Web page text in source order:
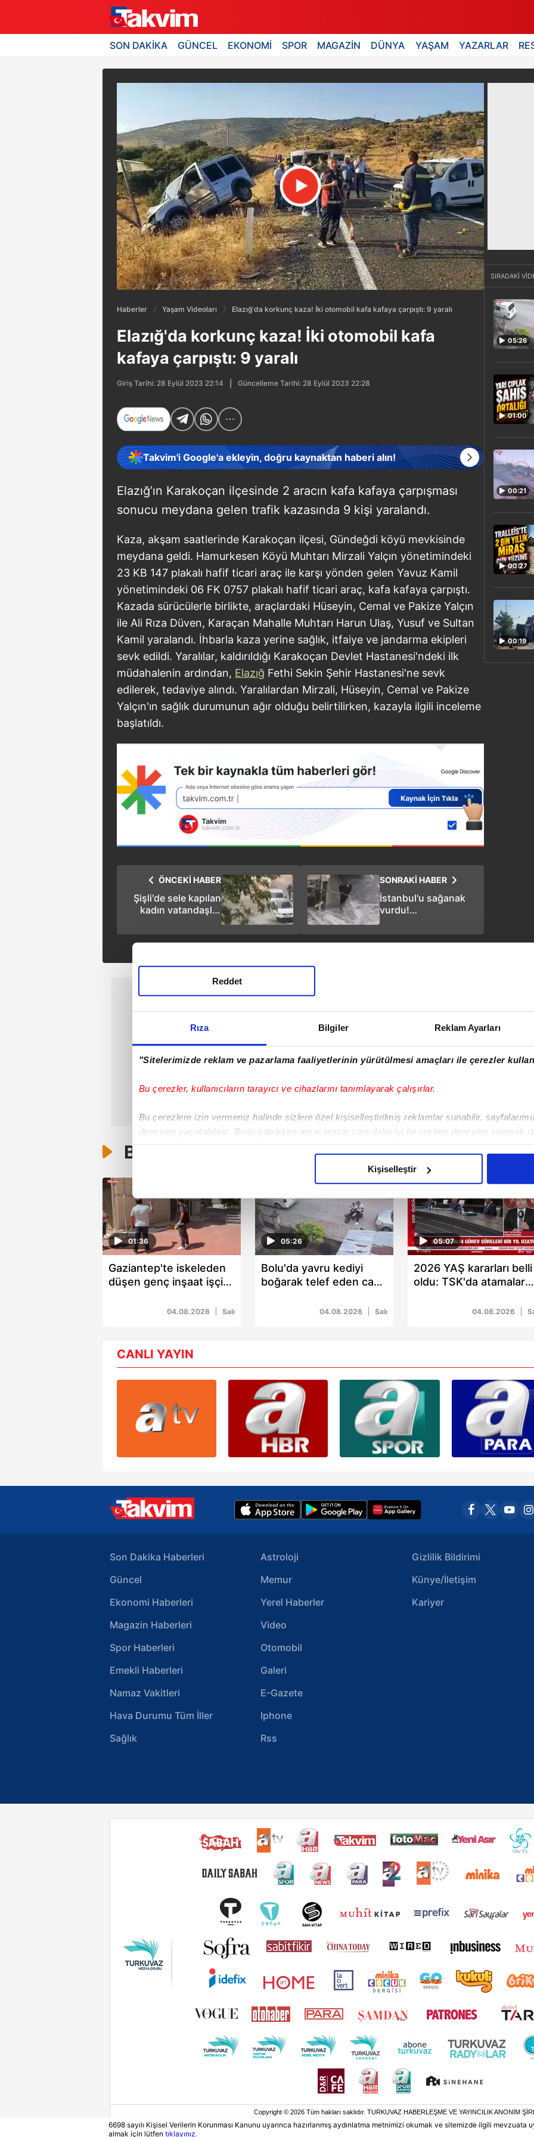
Rıza Bilgiler Reklam Ayarları
"Sitelerimizde reklam ve pazarlama faaliyetlerinin yürütülmesi amaçları ile çerezler
Bu çerezler, kullanıcıların tarayıcı ve cihazlarını tanımlayarak çalışırlar.
Bu çerezlere izin vermeniz halinde sizlere özel kişiselleştirilmiş reklamlar sunabilir,
deneyimi yaşatabiliriz. Bunu yaparken amacımızın size daha iyi bir reklam deneyimi sunmak
Sizlere daha iyi bir hizmet sunabilmek için İnternet Sitemizde kendimize ve üçüncü kişilere ait
çerezler vasıtasıyla çeşitli kişisel verileriniz işlenmekte olup gerekli olan çerezler bilgi toplumu
amacıyla kullanılmaktadır. Diğer çerezler, sitemizin daha işlevsel kılınması ve
reklam/pazarlama faaliyetlerinin yapılması, amaçlarıyla sınırlı olarak açık rızanız dahilinde
Çerezlere ilişkin tercihlerinizi aşağıda yer alan panel vasıtasıyla belirleyebilirsiniz. Çerezlere
Reddet
Kişiselleştir
SON DAKİKA GÜNCEL EKONOMİ SPOR MAGAZİN DÜNYA YAŞAM YAZARLAR
Haberler Yaşam Videoları Elazığ'da korkunç kaza! İki otomobil kafa kafaya çarpıştı: 9 yaralı
Elazığ'da korkunç kaza! İki otomobil kafa
kafaya çarpıştı: 9 yaralı
Giriş Tarihi: 28 Eylül 2023 22:14 Güncelleme Tarihi: 28 Eylül 2023 22:28
Takvim'i Google'a ekleyin, doğru kaynaktan haberi alın!
Elazığ’ın Karakoçan ilçesinde 2 aracın kafa kafaya çarpışması
sonucu meydana gelen trafik kazasında 9 kişi yaralandı.
Kaza, akşam saatlerinde Karakoçan ilçesi, Gündeğdi köyü mevkisinde
meydana geldi. Hamurkesen Köyü Muhtarı Mirzali Yalçın yönetimindeki
23 KB 147 plakalı hafif ticari araç ile karşı yönden gelen Yavuz Kamil
yönetimindeki 06 FK 0757 plakalı hafif ticari araç, kafa kafaya çarpıştı.
Kazada sürücülerle birlikte, araçlardaki Hüseyin, Cemal ve Pakize Yalçın
ile Ali Rıza Düven, Karaçan Mahalle Muhtarı Harun Ulaş, Yusuf ve Sultan
Kamil yaralandı. İhbarla kaza yerine sağlık, itfaiye ve jandarma ekipleri
sevk edildi. Yaralılar, kaldırıldığı Karakoçan Devlet Hastanesi'ndeki ilk
müdahalenin ardından, Elazığ Fethi Sekin Şehir Hastanesi'ne sevk
edilerek, tedaviye alındı. Yaralılardan Mirzali, Hüseyin, Cemal ve Pakize
Yalçın'ın sağlık durumunun ağır olduğu belirtilirken, kazayla ilgili inceleme
başlatıldı.
SONRAKİ HABER
İstanbul'u sağanak
vurdu!
sele kapılan kadın
sürüklendi
ÖNCEKİ HABER
Şişli'de sele kapılan
kadın vatandaşlar
SIRADAKİ
05:26
01:00
00:21
00:27
00:19
Bunlar da Var
01:36
Gaziantep'te iskeleden
düşen genç inşaat işçisi
04.08.2026 Salı
05:26
Bolu'da yavru kediyi
boğarak telef eden cani
04.08.2026 Salı
05:07
2026 YAŞ kararları belli
oldu: TSK'da atamalar
04.08.2026
CANLI YAYIN
Son Dakika Haberleri
Güncel
Ekonomi Haberleri
Magazin Haberleri
Spor Haberleri
Emekli Haberleri
Namaz Vakitleri
Hava Durumu Tüm İller
Sağlık
Astroloji
Memur
Yerel Haberler
Video
Otomobil
Galeri
E-Gazete
Iphone
Rss
Gizlilik Bildirimi
Künye/İletişim
Kariyer
Copyright © 2026 Tüm hakları saklıdır. TURKUVAZ HABERLEŞME VE YAYINCILIK ANONİM
6698 sayılı Kişisel Verilerin Korunması Kanunu uyarınca hazırlanmış aydınlatma metnimizi okumak ve sitemizde ilgili mevzuata
almak için lütfen tıklayınız.